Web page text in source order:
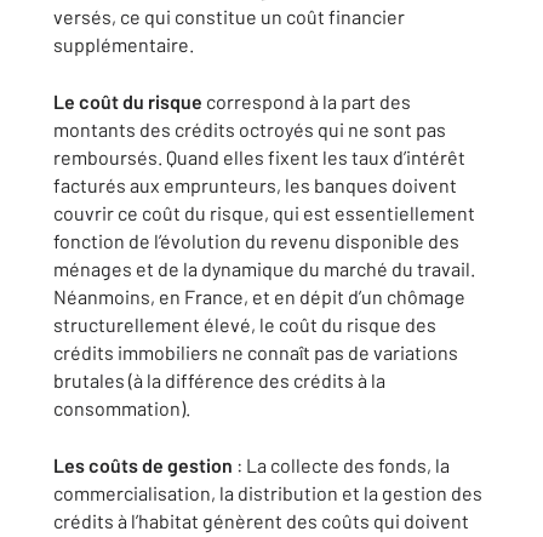
versés, ce qui constitue un coût financier
supplémentaire.
Le coût du risque correspond à la part des
montants des crédits octroyés qui ne sont pas
remboursés. Quand elles fixent les taux d’intérêt
facturés aux emprunteurs, les banques doivent
couvrir ce coût du risque, qui est essentiellement
fonction de l’évolution du revenu disponible des
ménages et de la dynamique du marché du travail.
Néanmoins, en France, et en dépit d’un chômage
structurellement élevé, le coût du risque des
crédits immobiliers ne connaît pas de variations
brutales (à la différence des crédits à la
consommation).
Les coûts de gestion : La collecte des fonds, la
commercialisation, la distribution et la gestion des
crédits à l’habitat génèrent des coûts qui doivent